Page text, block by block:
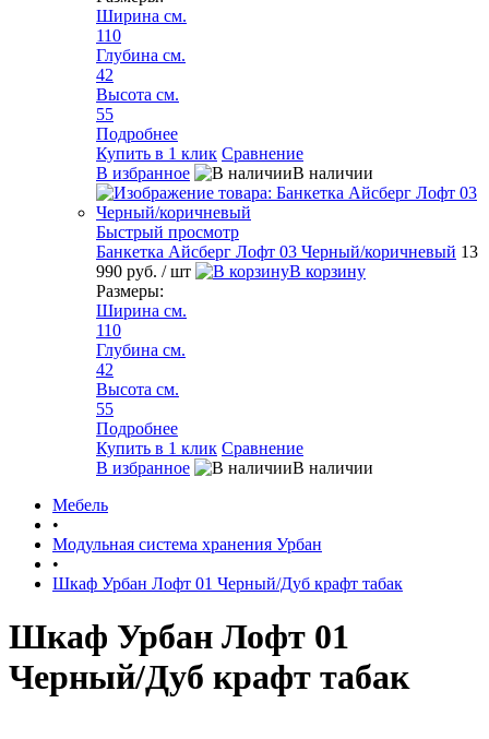
Ширина см.
110
Глубина см.
42
Высота см.
55
Подробнее
Купить в 1 клик Сравнение
В избранное
В наличии
Быстрый просмотр
Банкетка Айсберг Лофт 03 Черный/коричневый 13
990 руб. / шт
В корзину
Размеры:
Ширина см.
110
Глубина см.
42
Высота см.
55
Подробнее
Купить в 1 клик Сравнение
В избранное
В наличии
Мебель
•
Модульная система хранения Урбан
•
Шкаф Урбан Лофт 01 Черный/Дуб крафт табак
Шкаф Урбан Лофт 01
Черный/Дуб крафт табак